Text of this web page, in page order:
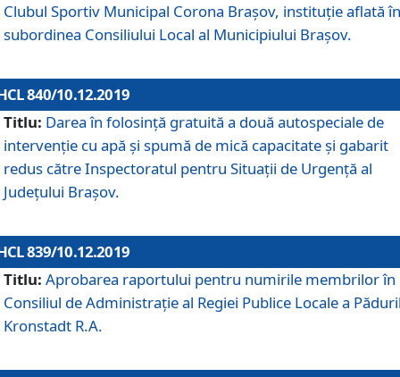
Clubul Sportiv Municipal Corona Braşov, instituție aflată în
subordinea Consiliului Local al Municipiului Brașov.
840/10.12.2019
Titlu: Darea în folosință gratuită a două autospeciale de
intervenție cu apă și spumă de mică capacitate și gabarit
redus către Inspectoratul pentru Situaţii de Urgenţă al
Judeţului Brașov.
839/10.12.2019
Titlu: Aprobarea raportului pentru numirile membrilor în
Consiliul de Administraţie al Regiei Publice Locale a
Kronstadt R.A.